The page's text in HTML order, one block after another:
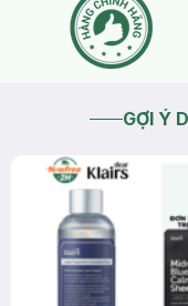
GỢI Ý